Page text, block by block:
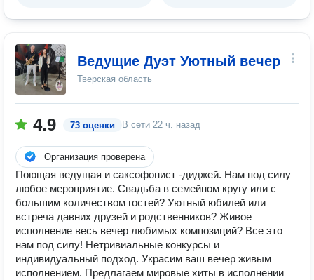
Ведущие Дуэт Уютный вечер
Тверская область
4.9 73 оценки В сети 22 ч. назад
Организация проверена
Поющая ведущая и саксофонист -диджей. Нам под силу
любое мероприятие. Свадьба в семейном кругу или с
большим количеством гостей? Уютный юбилей или
встреча давних друзей и родственников? Живое
исполнение весь вечер любимых композиций? Все это
нам под силу! Нетривиальные конкурсы и
индивидуальный подход. Украсим ваш вечер живым
исполнением. Предлагаем мировые хиты в исполнении